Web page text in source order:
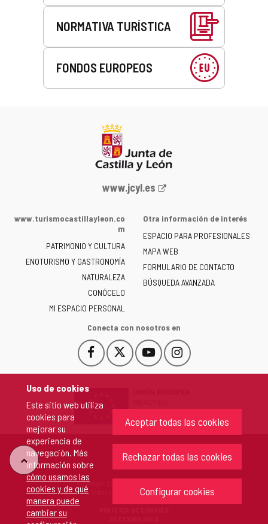
Uso de cookies
Este sitio web utiliza
cookies para
mejorar su
experiencia de
navegación. Más
información sobre
cómo usamos las
cookies y de qué
manera puede
cambiar su
Aceptar todas las cookies
Rechazar todas las cookies
Configurar cookies
NORMATIVA TURÍSTICA
FONDOS EUROPEOS
Portal
la
de
Castilla
y
León
-
www.jcyl.es
www.turismocastillayleon.co
m
PATRIMONIO Y CULTURA
ENOTURISMO Y GASTRONOMÍA
NATURALEZA
CONÓCELO
MI ESPACIO PERSONAL
Otra información de interés
ESPACIO PARA PROFESIONALES
MAPA WEB
FORMULARIO DE CONTACTO
BÚSQUEDA AVANZADA
Conecta con nosotros en
Facebook
Este
enlace
en
nueva.
Este
enlace
una
ventana
nueva.
YouTube
Este
enlace
una
ventana
nueva.
Instagram
Este
enlace
una
ventana
nueva.
"Volver
arriba"
Copyright 2026 - Junta de Castilla y León
Todos los derechos reservados.